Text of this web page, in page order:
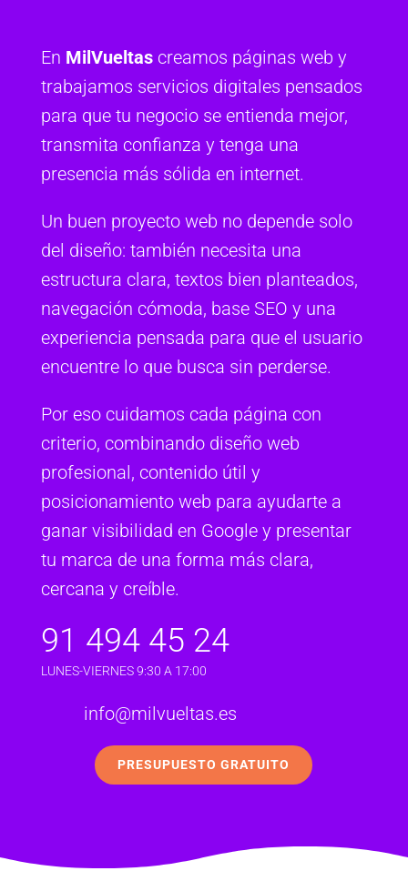
En MilVueltascreamos páginas web y
trabajamos servicios digitales pensados
para que tu negocio se entienda mejor,
transmita confianza y tenga una
presencia más sólida en internet.
Un buen proyecto web no depende solo
del diseño: también necesita una
estructura clara, textos bien planteados,
navegación cómoda, base SEO y una
experiencia pensada para que el usuario
encuentre lo que busca sin perderse.
Por eso cuidamos cada página con
criterio, combinando diseño web
profesional, contenido útil y
posicionamiento web para ayudarte a
ganar visibilidad en Google y presentar
tu marca de una forma más clara,
cercana y creíble.
91 494 45 24
LUNES-VIERNES 9:30 A 17:00
info@milvueltas.es
PRESUPUESTO GRATUITO